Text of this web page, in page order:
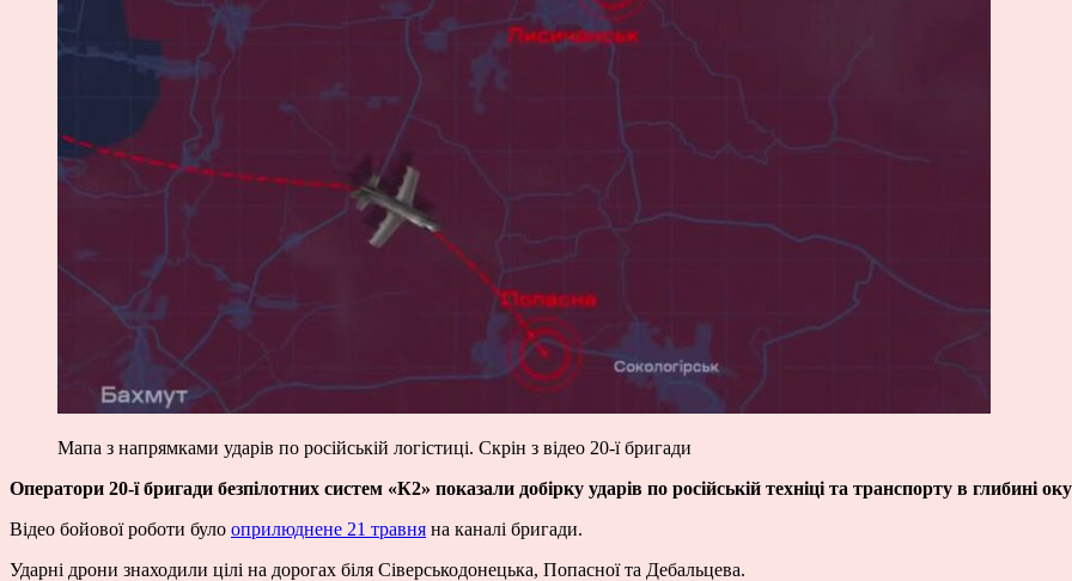
Мапа з напрямками ударів по російській логістиці. Скрін з відео 20-ї бригади
Оператори 20-ї бригади безпілотних систем «К2» показали добірку ударів по російській техніці та транспорту в глибині
Відео бойової роботи було оприлюднене 21 травня на каналі бригади.
Ударні дрони знаходили цілі на дорогах біля Сіверськодонецька, Попасної та Дебальцева.